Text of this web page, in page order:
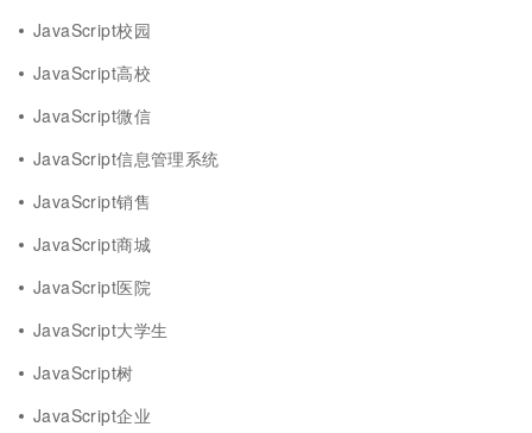
JavaScript校园
JavaScript高校
JavaScript微信
JavaScript信息管理系统
JavaScript销售
JavaScript商城
JavaScript医院
JavaScript大学生
JavaScript树
JavaScript企业